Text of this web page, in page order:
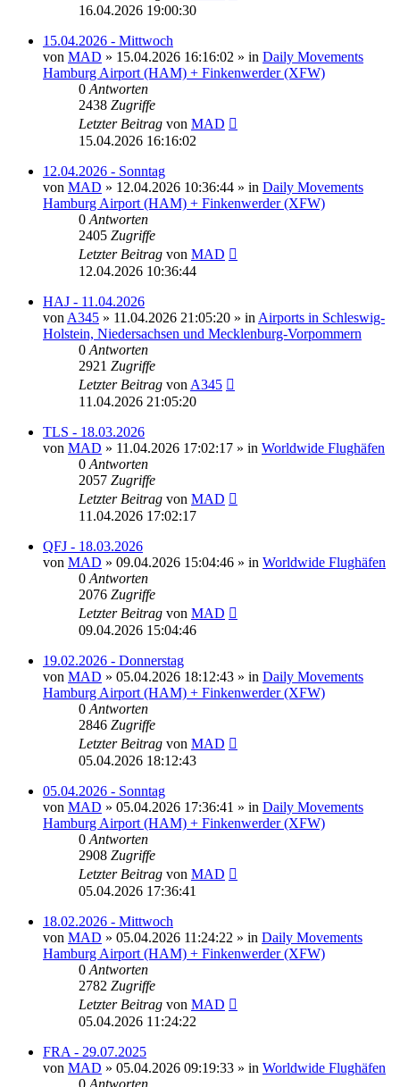
16.04.2026 19:00:30
15.04.2026 - Mittwoch
von MAD » 15.04.2026 16:16:02 » in Daily Movements
Hamburg Airport (HAM) + Finkenwerder (XFW)
0 Antworten
2438 Zugriffe
Letzter Beitrag von MAD
15.04.2026 16:16:02
12.04.2026 - Sonntag
von MAD » 12.04.2026 10:36:44 » in Daily Movements
Hamburg Airport (HAM) + Finkenwerder (XFW)
0 Antworten
2405 Zugriffe
Letzter Beitrag von MAD
12.04.2026 10:36:44
HAJ - 11.04.2026
von A345 » 11.04.2026 21:05:20 » in Airports in Schleswig-
Holstein, Niedersachsen und Mecklenburg-Vorpommern
0 Antworten
2921 Zugriffe
Letzter Beitrag von A345
11.04.2026 21:05:20
TLS - 18.03.2026
von MAD » 11.04.2026 17:02:17 » in Worldwide Flughäfen
0 Antworten
2057 Zugriffe
Letzter Beitrag von MAD
11.04.2026 17:02:17
QFJ - 18.03.2026
von MAD » 09.04.2026 15:04:46 » in Worldwide Flughäfen
0 Antworten
2076 Zugriffe
Letzter Beitrag von MAD
09.04.2026 15:04:46
19.02.2026 - Donnerstag
von MAD » 05.04.2026 18:12:43 » in Daily Movements
Hamburg Airport (HAM) + Finkenwerder (XFW)
0 Antworten
2846 Zugriffe
Letzter Beitrag von MAD
05.04.2026 18:12:43
05.04.2026 - Sonntag
von MAD » 05.04.2026 17:36:41 » in Daily Movements
Hamburg Airport (HAM) + Finkenwerder (XFW)
0 Antworten
2908 Zugriffe
Letzter Beitrag von MAD
05.04.2026 17:36:41
18.02.2026 - Mittwoch
von MAD » 05.04.2026 11:24:22 » in Daily Movements
Hamburg Airport (HAM) + Finkenwerder (XFW)
0 Antworten
2782 Zugriffe
Letzter Beitrag von MAD
05.04.2026 11:24:22
FRA - 29.07.2025
von MAD » 05.04.2026 09:19:33 » in Worldwide Flughäfen
0 Antworten